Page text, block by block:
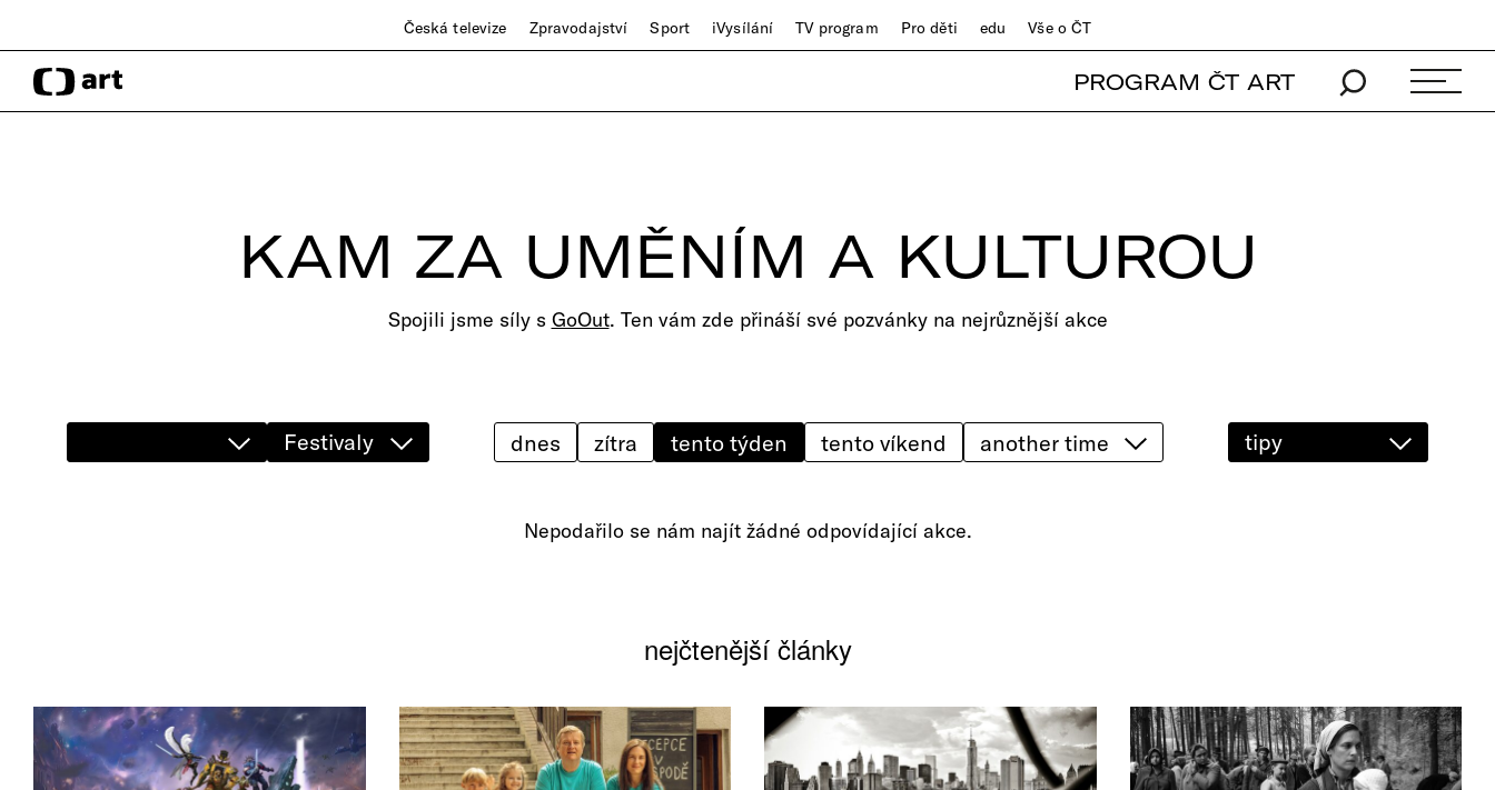
Česká televize Zpravodajství Sport iVysílání TV program Pro děti edu Vše o ČT
PROGRAM ČT ART
KAM ZA UMĚNÍM A KULTUROU
Spojili jsme síly s GoOut. Ten vám zde přináší své pozvánky na nejrůznější akce
Festivaly dnes zítra tento týden tento víkend tipy
Nepodařilo se nám najít žádné odpovídající akce.
nejčtenější články